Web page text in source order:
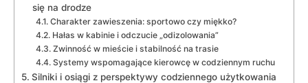
się na drodze
Charakter zawieszenia: sportowo czy miękko?
Hałas w kabinie i odczucie „odizolowania”
Zwinność w mieście i stabilność na trasie
Systemy wspomagające kierowcę w codziennym ruchu
Silniki i osiągi z perspektywy codziennego użytkowania